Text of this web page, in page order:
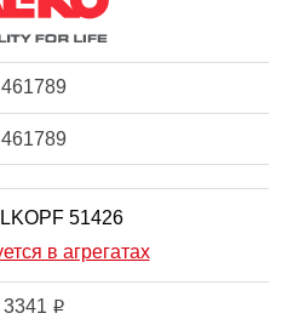
461789
461789
51426
в агрегатах
3341 i